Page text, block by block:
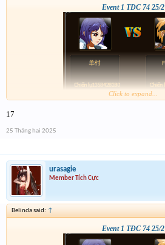
Event 1 TĐC 74 25/2
Click to expand...
17
25 Tháng hai 2025
urasagie
Member Tích Cực
Belinda said: ↑
Event 1 TĐC 74 25/2